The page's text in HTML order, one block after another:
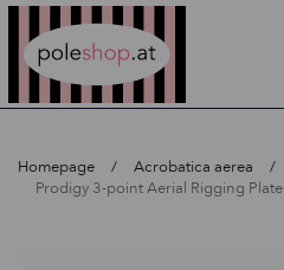
Homepage
Acrobatica aerea
Prodigy 3-point Aerial Rigging Plate